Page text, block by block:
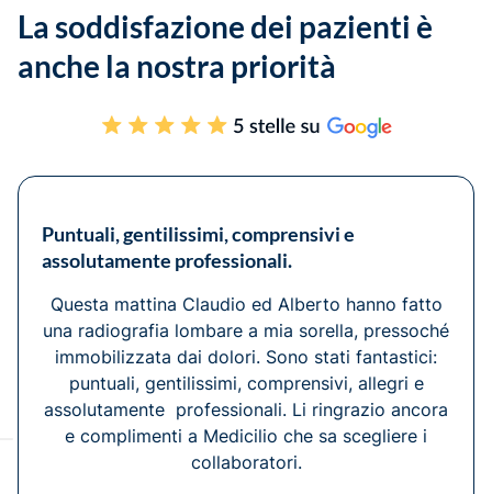
La soddisfazione dei pazienti è
anche la nostra priorità
Puntuali, gentilissimi, comprensivi e
assolutamente professionali.
Questa mattina Claudio ed Alberto hanno fatto
una radiografia lombare a mia sorella, pressoché
immobilizzata dai dolori. Sono stati fantastici:
puntuali, gentilissimi, comprensivi, allegri e
assolutamente professionali. Li ringrazio ancora
e complimenti a Medicilio che sa scegliere i
collaboratori.